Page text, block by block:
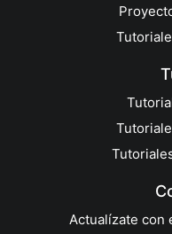
Actualízate con